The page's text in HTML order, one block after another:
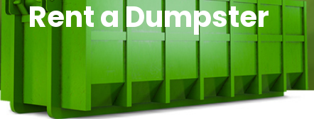
Rent a Dumpster